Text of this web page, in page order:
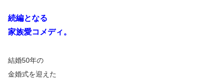
続編となる
家族愛コメディ。
結婚50年の
金婚式を迎えた